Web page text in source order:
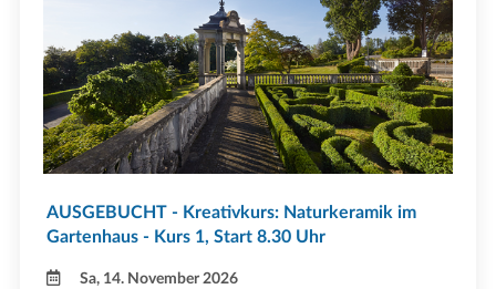
AUSGEBUCHT - Kreativkurs: Naturkeramik im
Gartenhaus - Kurs 1, Start 8.30 Uhr
Sa, 14. November 2026